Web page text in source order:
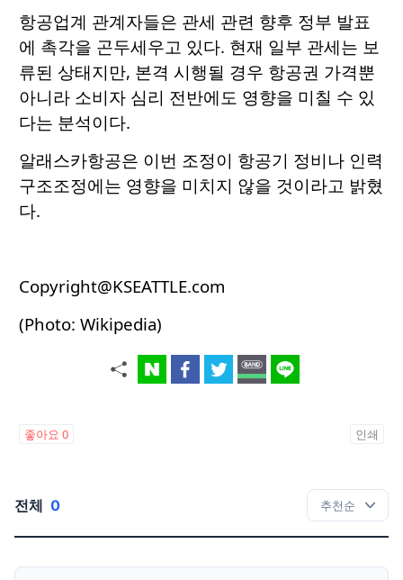
항공업계 관계자들은 관세 관련 향후 정부 발표
에 촉각을 곤두세우고 있다. 현재 일부 관세는 보
류된 상태지만, 본격 시행될 경우 항공권 가격뿐
아니라 소비자 심리 전반에도 영향을 미칠 수 있
다는 분석이다.
알래스카항공은 이번 조정이 항공기 정비나 인력
구조조정에는 영향을 미치지 않을 것이라고 밝혔
다.
Copyright@KSEATTLE.com
(Photo: Wikipedia)
좋아요 0 인쇄
전체 0